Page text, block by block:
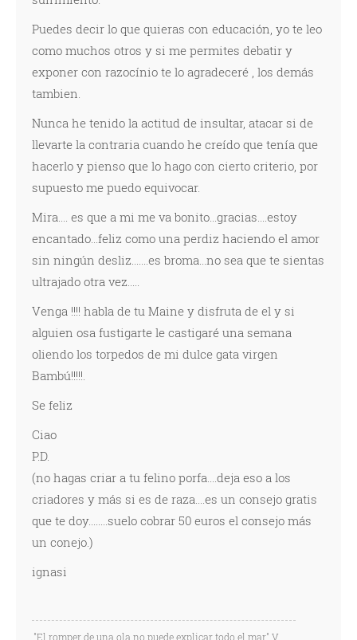
Puedes decir lo que quieras con educación, yo te leo
como muchos otros y si me permites debatir y
exponer con razocínio te lo agradeceré , los demás
tambien.
Nunca he tenido la actitud de insultar, atacar si de
llevarte la contraria cuando he creído que tenía que
hacerlo y pienso que lo hago con cierto criterio, por
supuesto me puedo equivocar.
Mira.... es que a mi me va bonito...gracias....estoy
encantado...feliz como una perdiz haciendo el amor
sin ningún desliz.......es broma...no sea que te sientas
ultrajado otra vez.....
Venga !!!! habla de tu Maine y disfruta de el y si
alguien osa fustigarte le castigaré una semana
oliendo los torpedos de mi dulce gata virgen
Bambú!!!!!.
Se feliz
Ciao
P.D.
(no hagas criar a tu felino porfa....deja eso a los
criadores y más si es de raza....es un consejo gratis
que te doy........suelo cobrar 50 euros el consejo más
un conejo.)
ignasi
"El romper de una ola no puede explicar todo el mar" V.